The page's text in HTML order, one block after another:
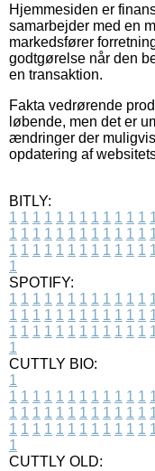
Hjemmesiden er
samarbejder med en
markedsfører
godtgørelse når den
en transaktion.
Fakta vedrørende
løbende, men det er
ændringer der
opdatering af
BITLY:
1 1 1 1 1 1 1 1 1 1 1 1
1 1 1 1 1 1 1 1 1 1 1 1
1 1 1 1 1 1 1 1 1 1 1 1
1
SPOTIFY:
1 1 1 1 1 1 1 1 1 1 1 1
1 1 1 1 1 1 1 1 1 1 1 1
1 1 1 1 1 1 1 1 1 1 1 1
1
CUTTLY BIO:
1
1 1 1 1 1 1 1 1 1 1 1 1
1 1 1 1 1 1 1 1 1 1 1 1
1 1 1 1 1 1 1 1 1 1 1 1
1
CUTTLY OLD: